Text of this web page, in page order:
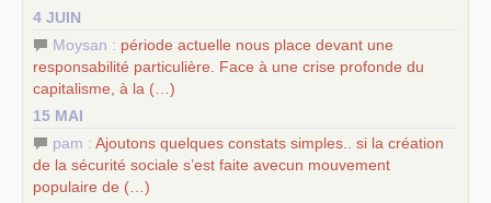
4 JUIN
Moysan : période actuelle nous place devant une
responsabilité particulière. Face à une crise profonde du
capitalisme, à la (…)
15 MAI
pam : Ajoutons quelques constats simples.. si la création
de la sécurité sociale s’est faite avecun mouvement
populaire de (…)